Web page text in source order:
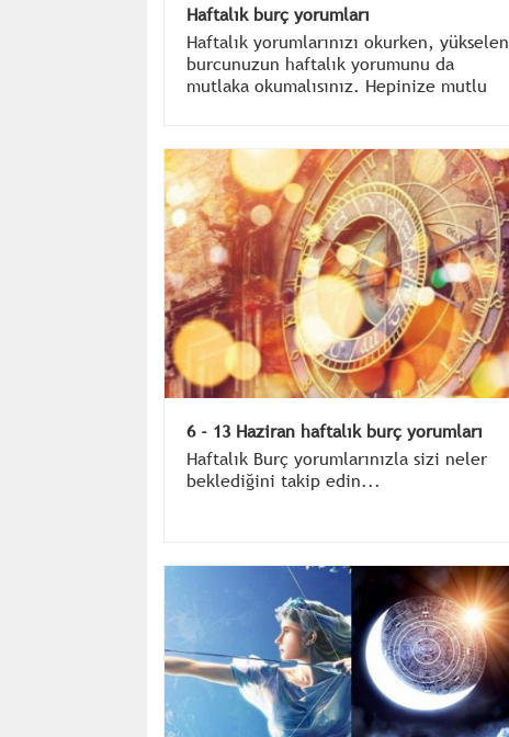
Haftalık burç yorumları
Haftalık yorumlarınızı okurken, yükselen
burcunuzun haftalık yorumunu da
mutlaka okumalısınız. Hepinize mutlu
6 - 13 Haziran haftalık burç yorumları
Haftalık Burç yorumlarınızla sizi neler
beklediğini takip edin...